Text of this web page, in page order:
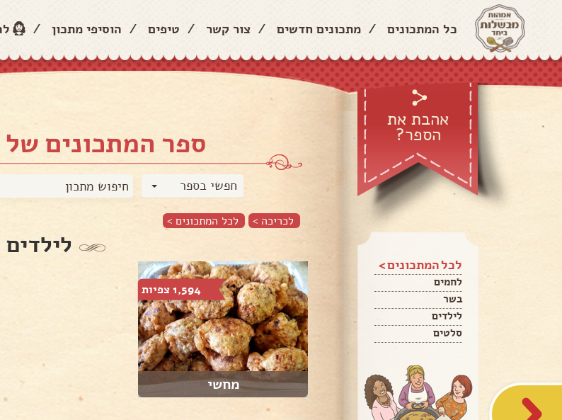
כל המתכונים / מתכונים חדשים / צור קשר / טיפים / הוסיפי מתכון /
אהבת את
הספר?
לכל המתכונים >
לחמים
בשר
לילדים
סלטים
ספר המתכונים של
חפשי בספר
לכריכה > לכל המתכונים >
לילדים
1,594 צפיות
מחשי